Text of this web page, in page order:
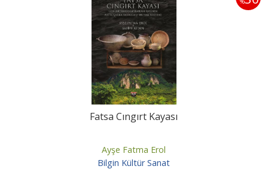
Fatsa Cıngırt Kayası
Ayşe Fatma Erol
Bilgin Kültür Sanat